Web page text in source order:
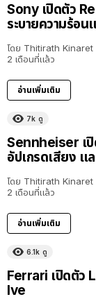
Sony เปิดตัว
ระบายความร้อน
โดย Thitirath Kinaret
2 เดือนที่แล้ว
อ่านเพิ่มเติม
7k ดู
Sennheiser เ
อัปเกรดเสียง แ
โดย Thitirath Kinaret
2 เดือนที่แล้ว
อ่านเพิ่มเติม
6.1k ดู
Ferrari เปิดตัว
Ive